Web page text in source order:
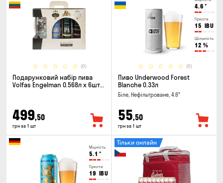
(0)
Подарунковий набір пива
Volfas Engelman 0.568л x 6шт +
499,50
грн за 1 шт
4.6 °
Гіркота
15 IBU
Щільність
12 %
(0)
Пиво Underwood Forest
Blanche 0.33л
Біле, Нефільтроване, 4.6°
55,50
грн за 1 шт
Міцність
5.1 °
Гіркота
19 IBU
Тільки онлайн